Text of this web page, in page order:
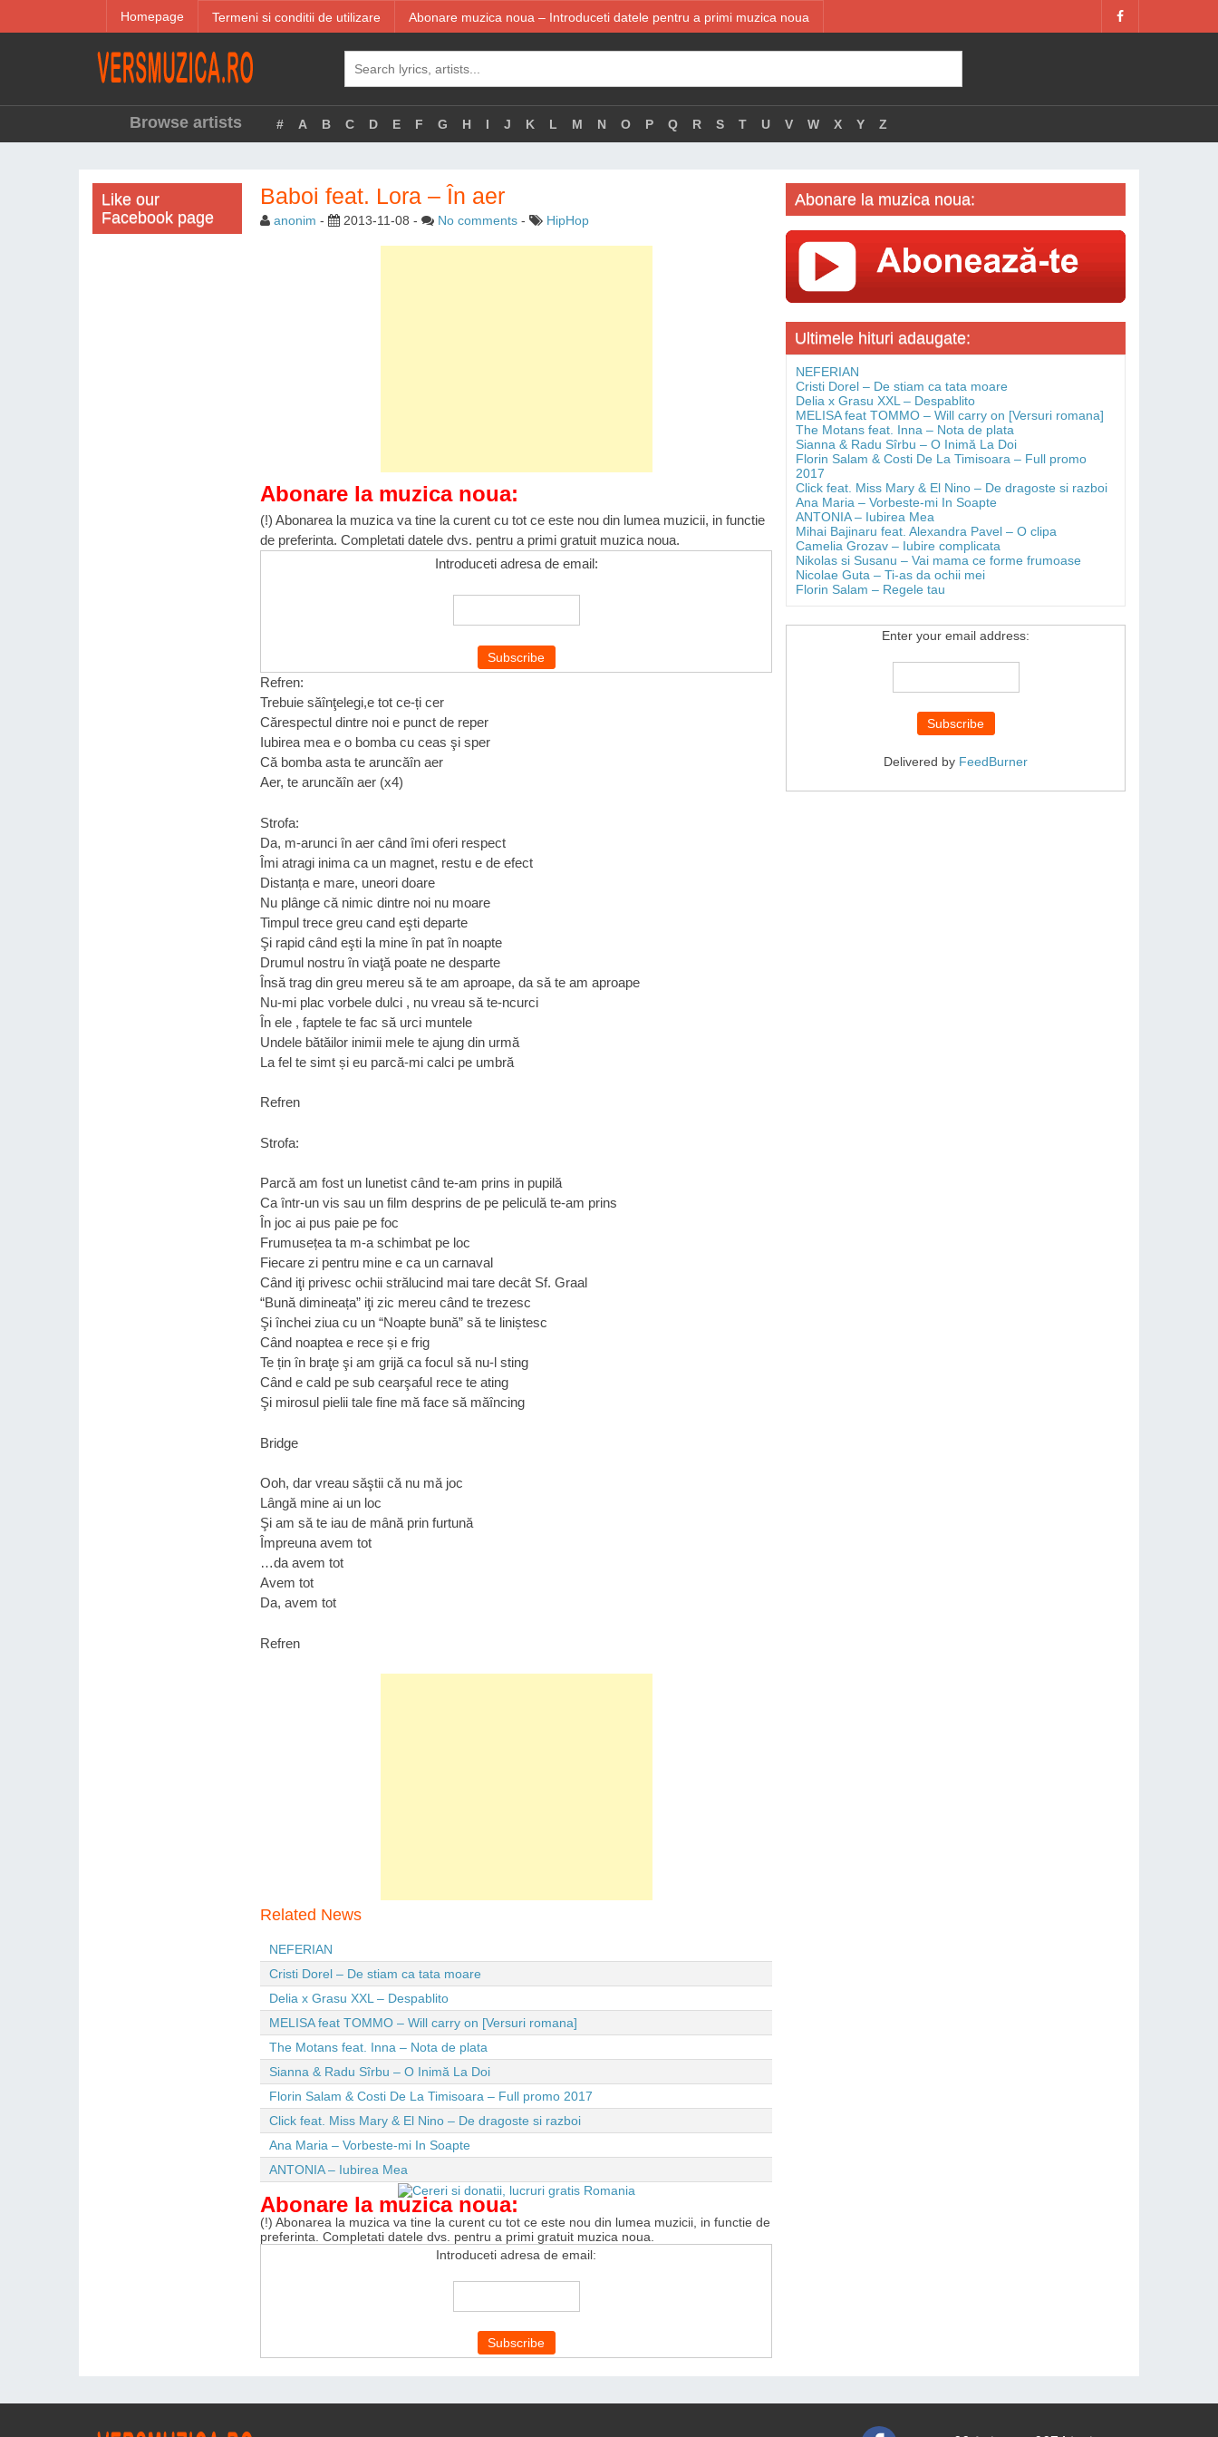
Homepage Termeni si conditii de utilizare Abonare muzica noua – Introduceti datele pentru a primi muzica noua
Browse artists # A B C D E F G H I J K L M N O P Q R S T U V W X Y Z
Like our
Facebook page
Baboi feat. Lora – În aer
anonim - 2013-11-08 - No comments - HipHop
Abonare la muzica noua:
(!) Abonarea la muzica va tine la curent cu tot ce este nou din lumea muzicii, in functie
de preferinta. Completati datele dvs. pentru a primi gratuit muzica noua.
Introduceti adresa de email:
Refren:
Trebuie săȋnţelegi,e tot ce-ți cer
Cărespectul dintre noi e punct de reper
Iubirea mea e o bomba cu ceas şi sper
Că bomba asta te aruncăȋn aer
Aer, te aruncăȋn aer (x4)
Strofa:
Da, m-arunci ȋn aer cȃnd ȋmi oferi respect
Îmi atragi inima ca un magnet, restu e de efect
Distanța e mare, uneori doare
Nu plȃnge că nimic dintre noi nu moare
Timpul trece greu cand eşti departe
Şi rapid cȃnd eşti la mine ȋn pat ȋn noapte
Drumul nostru ȋn viaţă poate ne desparte
Însă trag din greu mereu să te am aproape, da să te am aproape
Nu-mi plac vorbele dulci , nu vreau să te-ncurci
În ele , faptele te fac să urci muntele
Undele bătăilor inimii mele te ajung din urmă
La fel te simt și eu parcă-mi calci pe umbră
Refren
Strofa:
Parcă am fost un lunetist cȃnd te-am prins in pupilă
Ca ȋntr-un vis sau un film desprins de pe peliculă te-am prins
În joc ai pus paie pe foc
Frumusețea ta m-a schimbat pe loc
Fiecare zi pentru mine e ca un carnaval
Cȃnd iţi privesc ochii strălucind mai tare decȃt Sf. Graal
“Bună dimineața” iţi zic mereu cȃnd te trezesc
Şi ȋnchei ziua cu un “Noapte bună” să te liniștesc
Cȃnd noaptea e rece și e frig
Te țin ȋn braţe şi am grijă ca focul să nu-l sting
Cȃnd e cald pe sub cearşaful rece te ating
Şi mirosul pielii tale fine mă face să măȋncing
Bridge
Ooh, dar vreau săştii că nu mă joc
Lȃngă mine ai un loc
Şi am să te iau de mȃnă prin furtună
Împreuna avem tot
…da avem tot
Avem tot
Da, avem tot
Refren
Related News
NEFERIAN
Cristi Dorel – De stiam ca tata moare
Delia x Grasu XXL – Despablito
MELISA feat TOMMO – Will carry on [Versuri romana]
The Motans feat. Inna – Nota de plata
Sianna & Radu Sîrbu – O Inimă La Doi
Florin Salam & Costi De La Timisoara – Full promo 2017
Click feat. Miss Mary & El Nino – De dragoste si razboi
Ana Maria – Vorbeste-mi In Soapte
ANTONIA – Iubirea Mea
Abonare la muzica noua:
(!) Abonarea la muzica va tine la curent cu tot ce este nou din lumea muzicii, in functie de
preferinta. Completati datele dvs. pentru a primi gratuit muzica noua.
Introduceti adresa de email:
Abonare la muzica noua:
Ultimele hituri adaugate:
NEFERIAN
Cristi Dorel – De stiam ca tata moare
Delia x Grasu XXL – Despablito
MELISA feat TOMMO – Will carry on [Versuri romana]
The Motans feat. Inna – Nota de plata
Sianna & Radu Sîrbu – O Inimă La Doi
Florin Salam & Costi De La Timisoara – Full promo
2017
Click feat. Miss Mary & El Nino – De dragoste si razboi
Ana Maria – Vorbeste-mi In Soapte
ANTONIA – Iubirea Mea
Mihai Bajinaru feat. Alexandra Pavel – O clipa
Camelia Grozav – Iubire complicata
Nikolas si Susanu – Vai mama ce forme frumoase
Nicolae Guta – Ti-as da ochii mei
Florin Salam – Regele tau
Enter your email address:
Delivered by FeedBurner